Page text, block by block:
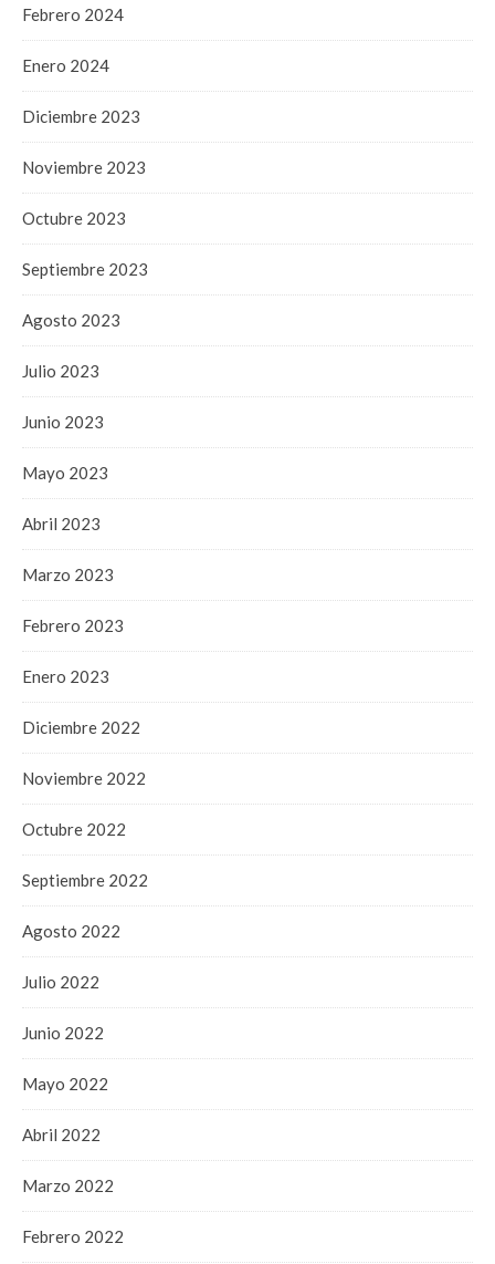
Febrero 2024
Enero 2024
Diciembre 2023
Noviembre 2023
Octubre 2023
Septiembre 2023
Agosto 2023
Julio 2023
Junio 2023
Mayo 2023
Abril 2023
Marzo 2023
Febrero 2023
Enero 2023
Diciembre 2022
Noviembre 2022
Octubre 2022
Septiembre 2022
Agosto 2022
Julio 2022
Junio 2022
Mayo 2022
Abril 2022
Marzo 2022
Febrero 2022